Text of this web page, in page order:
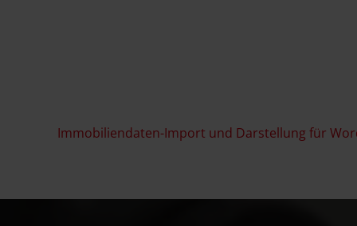
Immobiliendaten-Import und Darstellung für